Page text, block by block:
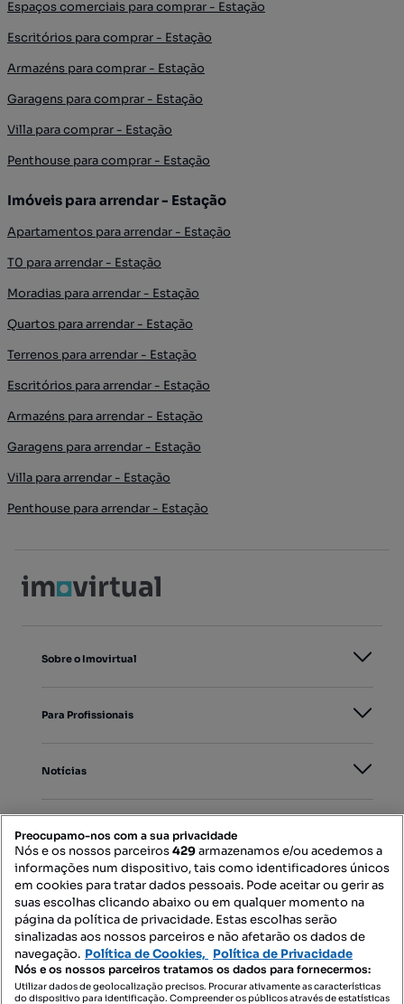
Espaços comerciais para comprar - Estação
Escritórios para comprar - Estação
Armazéns para comprar - Estação
Garagens para comprar - Estação
Villa para comprar - Estação
Penthouse para comprar - Estação
Imóveis para arrendar - Estação
Apartamentos para arrendar - Estação
T0 para arrendar - Estação
Moradias para arrendar - Estação
Quartos para arrendar - Estação
Terrenos para arrendar - Estação
Escritórios para arrendar - Estação
Armazéns para arrendar - Estação
Garagens para arrendar - Estação
Villa para arrendar - Estação
Penthouse para arrendar - Estação
Sobre o Imovirtual
Para Profissionais
Notícias
Mapa do Site
Contacte-nos
Preocupamo-nos com a sua privacidade
Nós e os nossos parceiros429armazenamos e/ou acedemos a
informações num dispositivo, tais como identificadores únicos
em cookies para tratar dados pessoais. Pode aceitar ou gerir as
suas escolhas clicando abaixo ou em qualquer momento na
página da política de privacidade. Estas escolhas serão
sinalizadas aos nossos parceiros e não afetarão os dados de
navegação. Política de Cookies, Política de Privacidade
Nós e os nossos parceiros tratamos os dados para fornecermos:
Utilizar dados de geolocalização precisos. Procurar ativamente as características
do dispositivo para identificação. Compreender os públicos através de estatísticas